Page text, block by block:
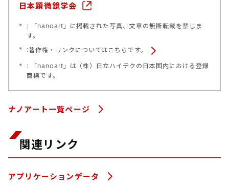
日本顕微鏡学会
*
: 「nanoart」に掲載された写真、文章の無断転載を禁じま
す。
*
:著作権・リンクについてはこちらです。
*
: 「nanoart」は（株）日立ハイテクの日本国内における登録
商標です。
ナノアート一覧ページ
関連リンク
アプリケーションデータ